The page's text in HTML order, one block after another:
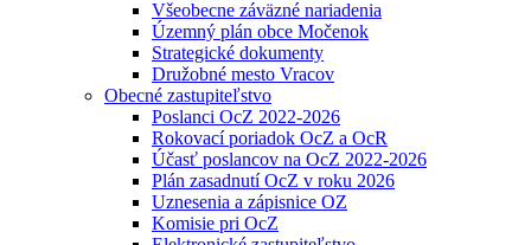
Všeobecne záväzné nariadenia
Územný plán obce Močenok
Strategické dokumenty
Družobné mesto Vracov
Obecné zastupiteľstvo
Poslanci OcZ 2022-2026
Rokovací poriadok OcZ a OcR
Účasť poslancov na OcZ 2022-2026
Plán zasadnutí OcZ v roku 2026
Uznesenia a zápisnice OZ
Komisie pri OcZ